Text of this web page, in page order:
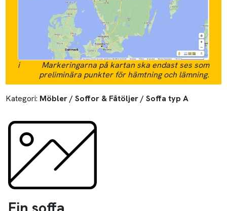
i
Markeringarna på kartan ska endast ses som
preliminära punkter för hämtning och lämning.
Kategori: Möbler / Soffor & Fåtöljer / Soffa typ A